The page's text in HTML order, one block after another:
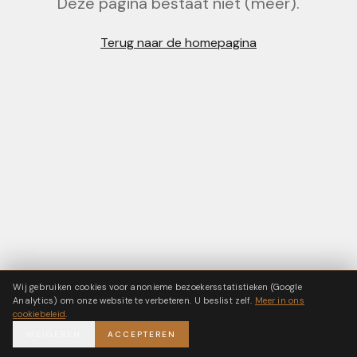
Wij gebruiken cookies voor anonieme bezoekersstatistieken (Google
Analytics) om onze website te verbeteren. U beslist zelf. Meer in ons
cookiebeleid.
ACCEPTEREN
Terug naar de homepagina